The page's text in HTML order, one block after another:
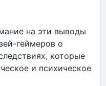
на эти выводы
геймеров о
которые
и психическое